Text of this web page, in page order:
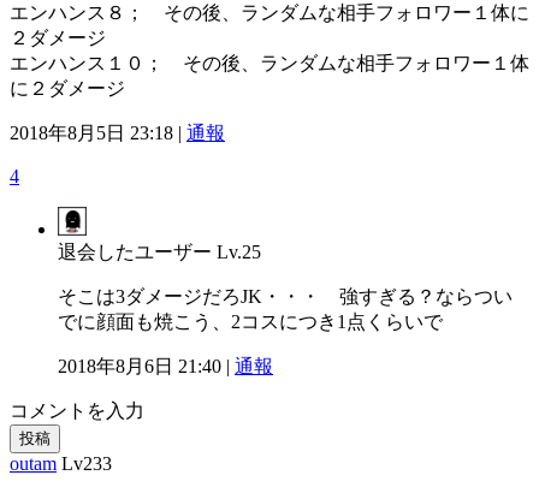
エンハンス８； その後、ランダムな相手フォロワー１体に
２ダメージ
エンハンス１０； その後、ランダムな相手フォロワー１体
に２ダメージ
2018年8月5日 23:18 | 通報
4
退会したユーザー Lv.25
そこは3ダメージだろJK・・・ 強すぎる？ならつい
でに顔面も焼こう、2コスにつき1点くらいで
2018年8月6日 21:40 | 通報
コメントを入力
投稿
outam Lv233